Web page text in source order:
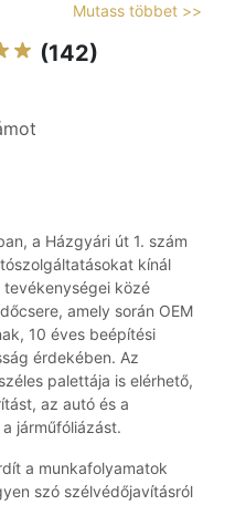
Mutass többet >>
(142)
a Házgyári út 1. szám
kínál
tevékenységei közé
amely során OEM
10 éves beépítési
érdekében. Az
palettája is elérhető,
az autó és a
járműfóliázást.
a munkafolyamatok
szó szélvédőjavításról